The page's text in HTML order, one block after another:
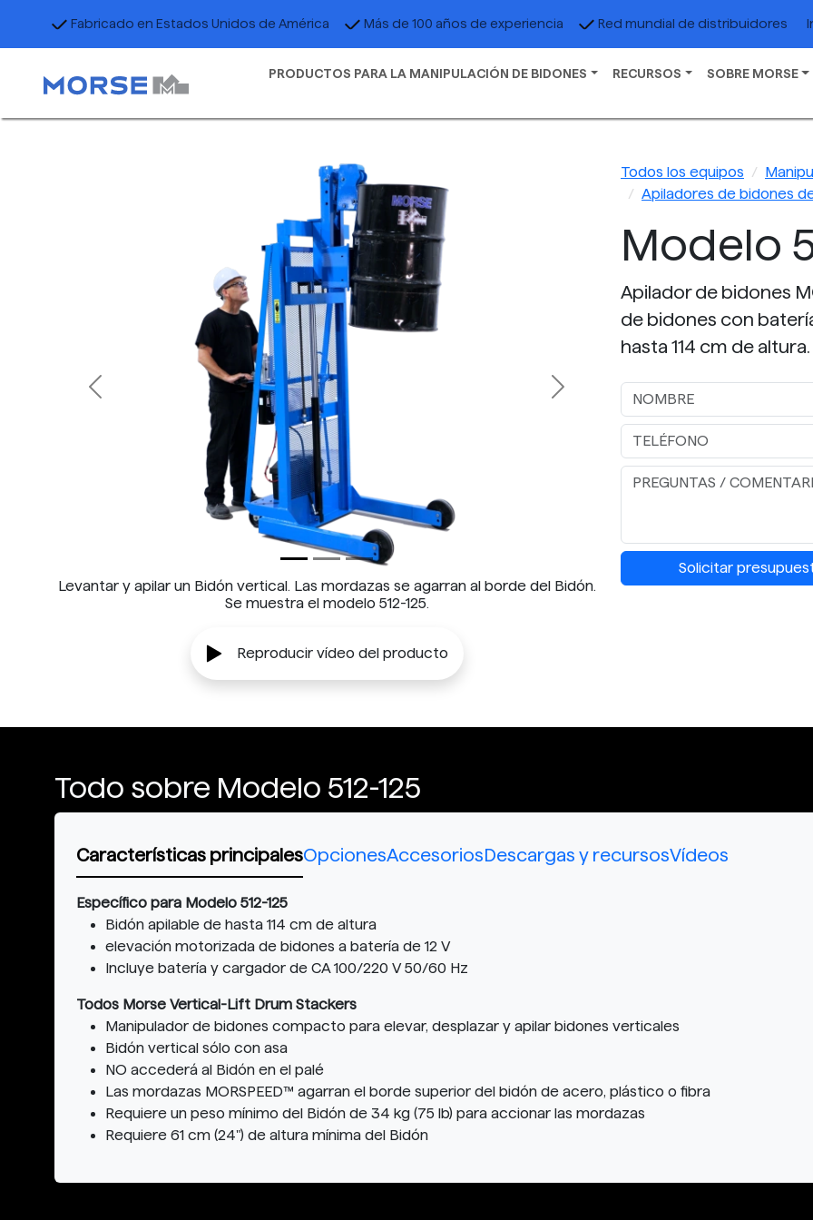
Fabricado en Estados Unidos de América Más de 100 años de experiencia Red mundial de distribuidores
PRODUCTOS PARA LA MANIPULACIÓN DE BIDONES RECURSOS SOBRE MORSE
Levantar y apilar un Bidón vertical. Las mordazas se agarran al borde del Bidón.
Se muestra el modelo 512-125.
Previous Next
Reproducir vídeo del producto
Todos los equipos
Apiladores de bidones
Modelo
Apilador de bidones
de bidones con
hasta 114 cm de
Solicitar
Todo sobre Modelo 512-125
Características principalesOpcionesAccesoriosDescargas y recursosVídeos
Específico para Modelo 512-125
Bidón apilable de hasta 114 cm de altura
elevación motorizada de bidones a batería de 12 V
Incluye batería y cargador de CA 100/220 V 50/60 Hz
Todos Morse Vertical-Lift Drum Stackers
Manipulador de bidones compacto para elevar, desplazar y apilar bidones verticales
Bidón vertical sólo con asa
NO accederá al Bidón en el palé
Las mordazas MORSPEED™ agarran el borde superior del bidón de acero, plástico o fibra
Requiere un peso mínimo del Bidón de 34 kg (75 lb) para accionar las mordazas
Requiere 61 cm (24") de altura mínima del Bidón